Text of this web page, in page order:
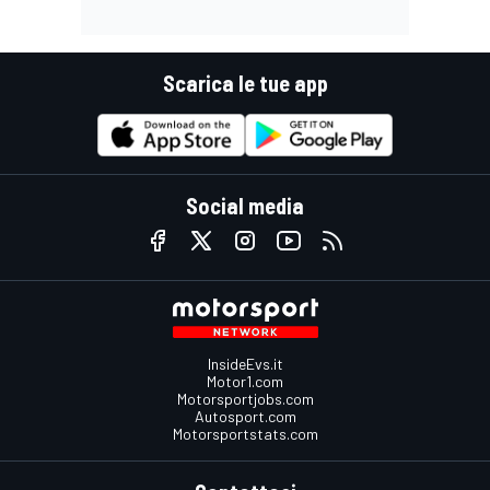
Scarica le tue app
Social media
InsideEvs.it
Motor1.com
Motorsportjobs.com
Autosport.com
Motorsportstats.com